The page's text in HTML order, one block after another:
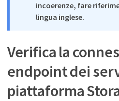
incoerenze, fare
lingua inglese.
Verifica la
endpoint dei
piattaforma